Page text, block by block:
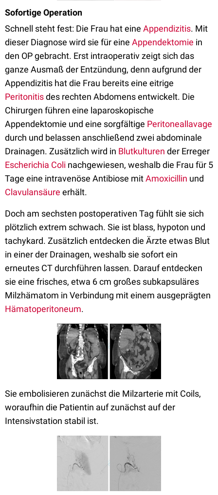
Sofortige Operation
Schnell steht fest: Die Frau hat eine Appendizitis. Mit
dieser Diagnose wird sie für eine Appendektomie in
den OP gebracht. Erst intraoperativ zeigt sich das
ganze Ausmaß der Entzündung, denn aufgrund der
Appendizitis hat die Frau bereits eine eitrige
Peritonitisdes rechten Abdomens entwickelt. Die
Chirurgen führen eine laparoskopische
Appendektomie und eine sorgfältige Peritoneallavage
durch und belassen anschließend zwei abdominale
Drainagen. Zusätzlich wird in Blutkulturen der Erreger
Escherichia Coli nachgewiesen, weshalb die Frau für 5
Tage eine intravenöse Antibiose mitAmoxicillin und
Clavulansäure erhält.
Doch am sechsten postoperativen Tag fühlt sie sich
plötzlich extrem schwach. Sie ist blass, hypoton und
tachykard. Zusätzlich entdecken die Ärzte etwas Blut
in einer der Drainagen, weshalb sie sofort ein
erneutes CT durchführen lassen. Darauf entdecken
sie eine frisches, etwa 6 cm großes subkapsuläres
Milzhämatom in Verbindung mit einem ausgeprägten
Hämatoperitoneum.
Sie embolisieren zunächst die Milzarterie mit Coils,
woraufhin die Patientin auf zunächst auf der
Intensivstation stabil ist.